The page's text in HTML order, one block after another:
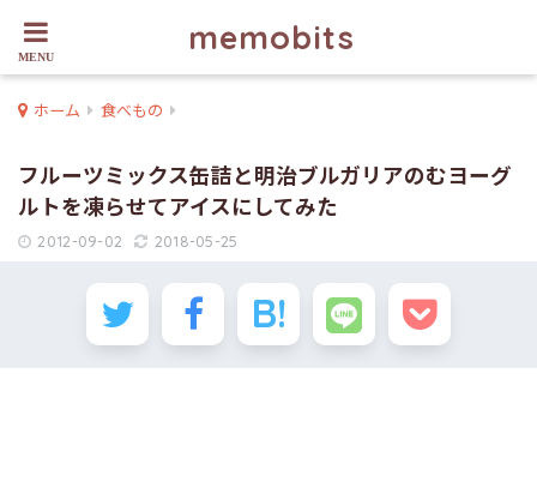
memobits
ホーム 食べもの
フルーツミックス缶詰と明治ブルガリアのむヨーグ
ルトを凍らせてアイスにしてみた
2012-09-02 2018-05-25